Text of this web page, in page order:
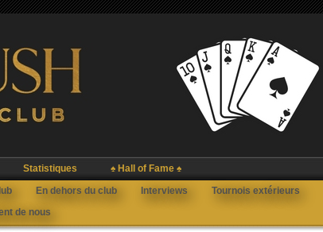
Statistiques ♠ Hall of Fame ♠
En dehors du club Interviews
Tournois extérieurs
de nous